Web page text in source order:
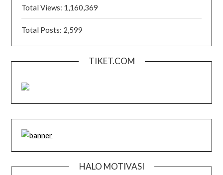
Total Views: 1,160,369
Total Posts: 2,599
TIKET.COM
HALO MOTIVASI